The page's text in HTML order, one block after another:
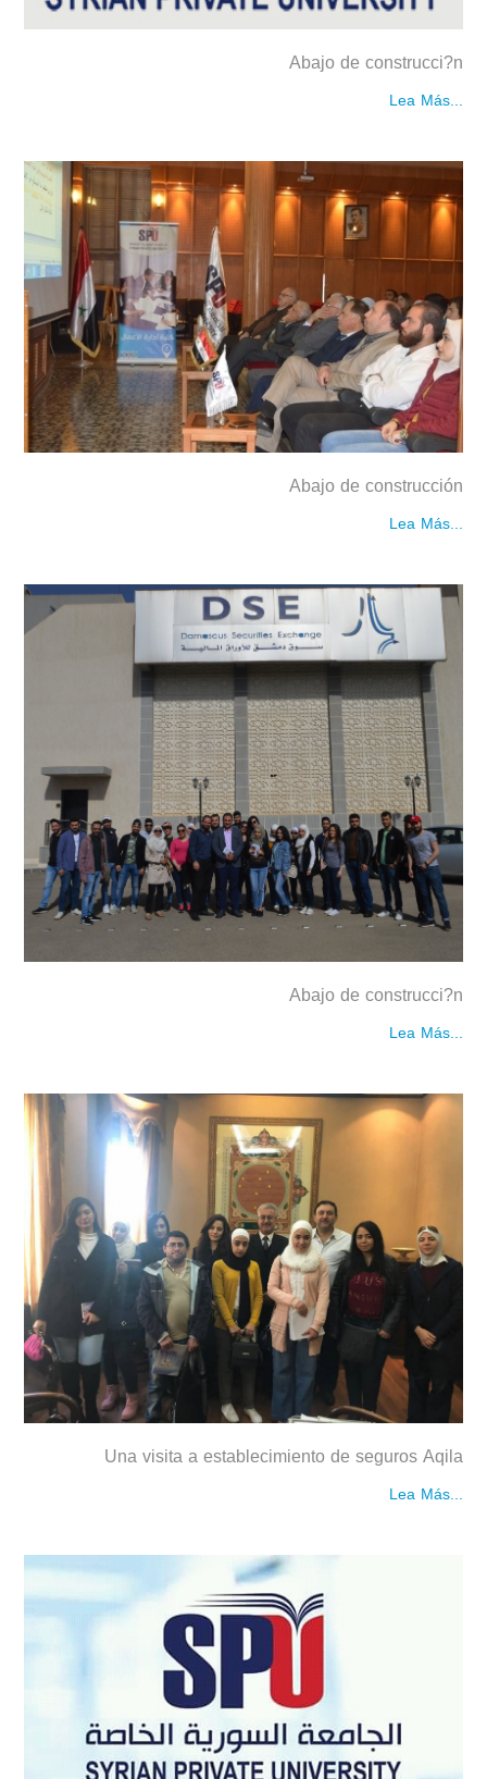
Abajo de construcci?n
Lea Más...
Abajo de construcción
Lea Más...
Abajo de construcci?n
Lea Más...
Una visita a establecimiento de seguros Aqila
Lea Más...